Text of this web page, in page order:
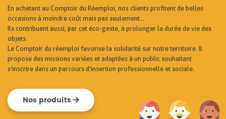
En achetant au Comptoir du Réemploi, nos clients profitent de belles
occasions à moindre coût mais pas seulement...
Ils contribuent aussi, par cet éco-geste, à prolonger la durée de vie des
objets.
Le Comptoir du réemploi favorise la solidarité sur notre territoire. Il
propose des missions variées et adaptées à un public souhaitant
s’inscrire dans un parcours d’insertion professionnelle et sociale.
Nos produits